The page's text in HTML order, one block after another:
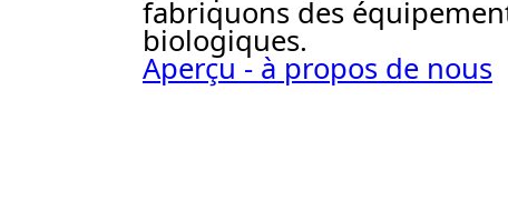
fabriquons des
biologiques.
Aperçu - à propos de nous